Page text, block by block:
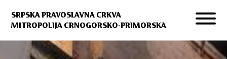
SRPSKA PRAVOSLAVNA CRKVA
MITROPOLIJA CRNOGORSKO-PRIMORSKA